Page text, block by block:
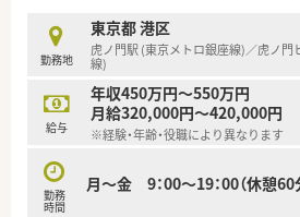
■全国に722店舗を経営している中
いる調剤薬局様となります。
■残業時間の平均は10時間程度となり
残業は1分単位での支給になり、当
を超えた分は、すべて残業となります。
■研修制度が非常に充実している調
疾患別のWEB研修やがんや緩和ケ
そういった研修も全て会社負担で実
勤務地
東京都 港区
虎ノ門駅 (東京メトロ銀座線)／虎ノ
線)
給与
年収450万円～550万円
月給320,000円～420,000円
※経験・年齢・役職により異なります
勤務
時間
月～金 9：00～19：00（休憩60